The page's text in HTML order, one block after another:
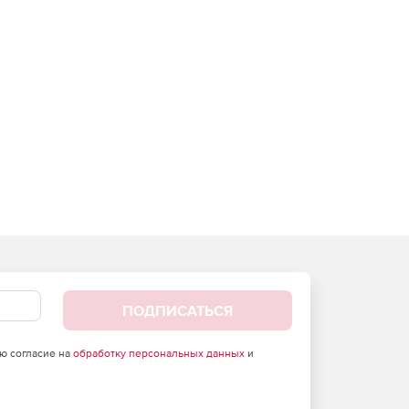
ПОДПИСАТЬСЯ
согласие на обработку персональных данныхи